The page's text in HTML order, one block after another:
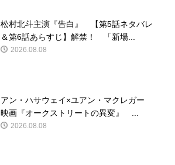
松村北斗主演『告白』 【第5話ネタバレ
＆第6話あらすじ】解禁！ 「新場...
2026.08.08
アン・ハサウェイ×ユアン・マクレガー
映画『オークストリートの異変』 ...
2026.08.08